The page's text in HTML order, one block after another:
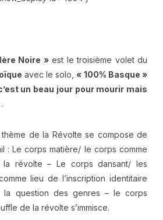
Noire »est le troisième volet du
avec le solo,« 100% Basque »
un beau jour pour mourir mais
de la Révolte se compose de
: Le corps matière/ le corps comme
la révolte – Le corps dansant/ les
lieu de l’inscription identitaire
question des genres – le corps
de la révolte s’immisce.